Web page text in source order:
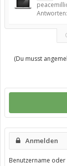
Antworten:
(Du musst
Anmelden
Benutzername oder